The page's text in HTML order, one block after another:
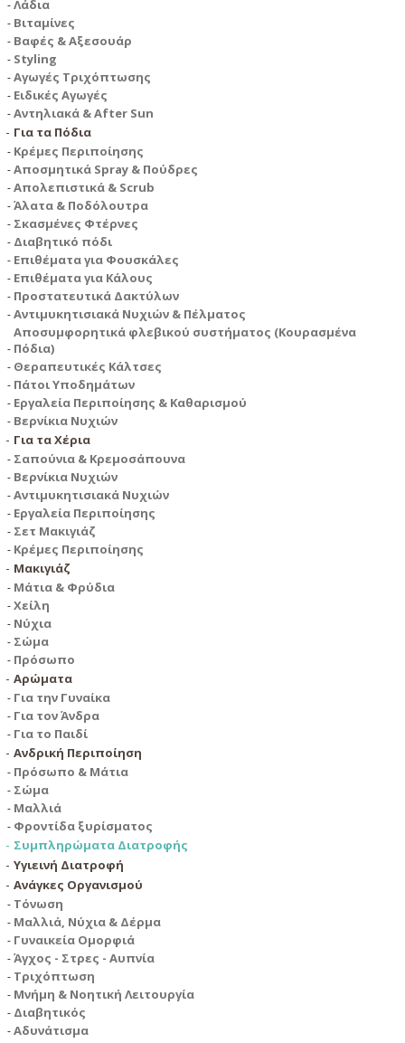
Λάδια
Βιταμίνες
Βαφές & Αξεσουάρ
Styling
Αγωγές Τριχόπτωσης
Ειδικές Αγωγές
Αντηλιακά & After Sun
Για τα Πόδια
Κρέμες Περιποίησης
Αποσμητικά Spray & Πούδρες
Απολεπιστικά & Scrub
Άλατα & Ποδόλουτρα
Σκασμένες Φτέρνες
Διαβητικό πόδι
Επιθέματα για Φουσκάλες
Επιθέματα για Κάλους
Προστατευτικά Δακτύλων
Αντιμυκητισιακά Νυχιών & Πέλματος
Αποσυμφορητικά φλεβικού συστήματος (Κουρασμένα
Πόδια)
Θεραπευτικές Κάλτσες
Πάτοι Υποδημάτων
Εργαλεία Περιποίησης & Καθαρισμού
Βερνίκια Νυχιών
Για τα Χέρια
Σαπούνια & Κρεμοσάπουνα
Βερνίκια Νυχιών
Αντιμυκητισιακά Νυχιών
Εργαλεία Περιποίησης
Σετ Μακιγιάζ
Κρέμες Περιποίησης
Μακιγιάζ
Μάτια & Φρύδια
Χείλη
Νύχια
Σώμα
Πρόσωπο
Αρώματα
Για την Γυναίκα
Για τον Άνδρα
Για το Παιδί
Ανδρική Περιποίηση
Πρόσωπο & Μάτια
Σώμα
Μαλλιά
Φροντίδα ξυρίσματος
Συμπληρώματα Διατροφής
Υγιεινή Διατροφή
Ανάγκες Οργανισμού
Τόνωση
Μαλλιά, Νύχια & Δέρμα
Γυναικεία Ομορφιά
Άγχος - Στρες - Αυπνία
Τριχόπτωση
Μνήμη & Νοητική Λειτουργία
Διαβητικός
Αδυνάτισμα